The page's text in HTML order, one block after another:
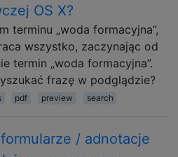
OS X?
terminu „woda formacyjna”,
wszystko, zaczynając od
termin „woda formacyjna”.
frazę w podglądzie?
pdf preview search
/ adnotacje